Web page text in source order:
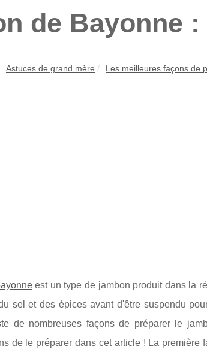
de Bayonne
Astuces de grand mère Les meilleures façons de
est un type de jambon produit dans la
sel et des épices avant d'être suspendu
de nombreuses façons de préparer le
de le préparer dans cet article ! La